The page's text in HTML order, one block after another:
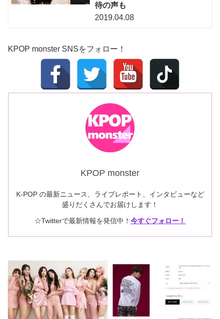
待の声も
2019.04.08
KPOP monster SNSをフォロー！
KPOP monster
K-POP の最新ニュース、ライブレポート、インタビューなど
盛りだくさんでお届けします！
☆Twitterで最新情報を発信中！ 今すぐフォロー！